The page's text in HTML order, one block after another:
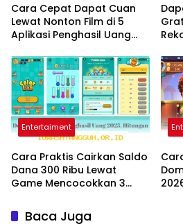
Cara Cepat Dapat Cuan
Lewat Nonton Film di 5
Aplikasi Penghasil Uang
Entertaiment
Cara Praktis Cairkan Saldo
Dana 300 Ribu Lewat
Game Mencocokkan 3
Baca Juga